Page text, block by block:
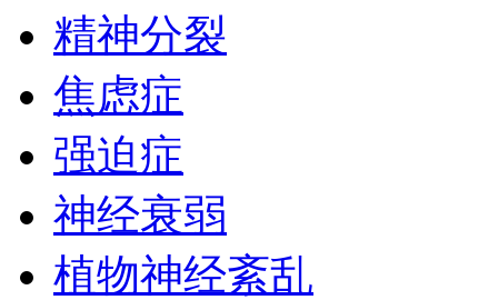
精神分裂
焦虑症
强迫症
神经衰弱
植物神经紊乱